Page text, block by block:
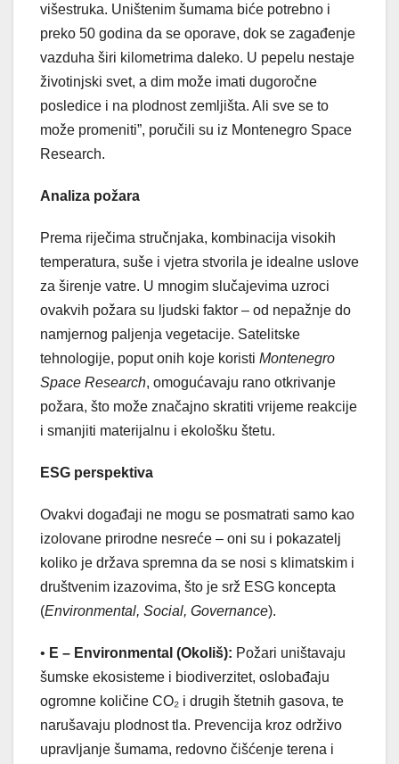
višestruka. Uništenim šumama biće potrebno i
preko 50 godina da se oporave, dok se zagađenje
vazduha širi kilometrima daleko. U pepelu nestaje
životinjski svet, a dim može imati dugoročne
posledice i na plodnost zemljišta. Ali sve se to
može promeniti”, poručili su iz Montenegro Space
Research.
Analiza požara
Prema riječima stručnjaka, kombinacija visokih
temperatura, suše i vjetra stvorila je idealne uslove
za širenje vatre. U mnogim slučajevima uzroci
ovakvih požara su ljudski faktor – od nepažnje do
namjernog paljenja vegetacije. Satelitske
tehnologije, poput onih koje koristi Montenegro
Space Research, omogućavaju rano otkrivanje
požara, što može značajno skratiti vrijeme reakcije
i smanjiti materijalnu i ekološku štetu.
ESG perspektiva
Ovakvi događaji ne mogu se posmatrati samo kao
izolovane prirodne nesreće – oni su i pokazatelj
koliko je država spremna da se nosi s klimatskim i
društvenim izazovima, što je srž ESG koncepta
(Environmental, Social, Governance).
• E – Environmental (Okoliš): Požari uništavaju
šumske ekosisteme i biodiverzitet, oslobađaju
ogromne količine CO₂ i drugih štetnih gasova, te
narušavaju plodnost tla. Prevencija kroz održivo
upravljanje šumama, redovno čišćenje terena i